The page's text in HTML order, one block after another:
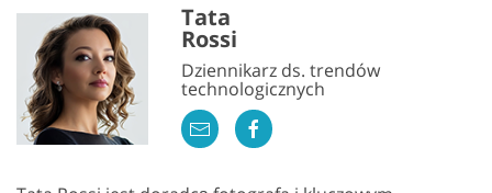
Tata
Rossi
Dziennikarz ds. trendów
technologicznych